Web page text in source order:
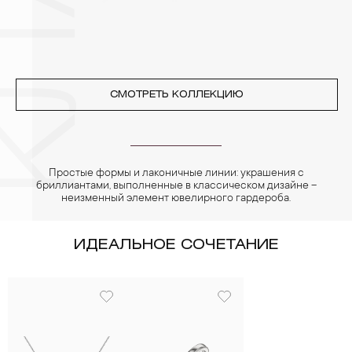
СМОТРЕТЬ КОЛЛЕКЦИЮ
Простые формы и лаконичные линии: украшения с
бриллиантами, выполненные в классическом дизайне –
неизменный элемент ювелирного гардероба.
ИДЕАЛЬНОЕ СОЧЕТАНИЕ